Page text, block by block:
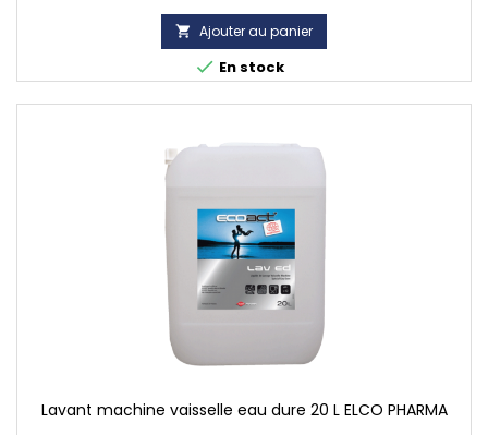
 Ajouter au panier
 En stock
Lavant machine vaisselle eau dure 20 L ELCO PHARMA